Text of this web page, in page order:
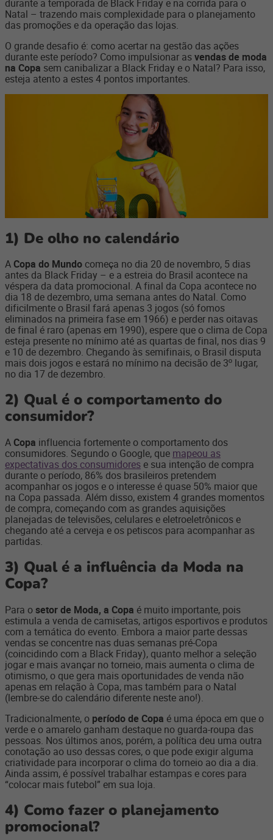
durante a temporada de Black Friday e na corrida para o
Natal – trazendo mais complexidade para o planejamento
das promoções e da operação das lojas.
O grande desafio é: como acertar na gestão das ações
durante este período? Como impulsionar asvendas de moda
na Copa sem canibalizar a Black Friday e o Natal? Para isso,
esteja atento a estes 4 pontos importantes.
1) De olho no calendário
ACopa do Mundo começa no dia 20 de novembro, 5 dias
antes da Black Friday – e a estreia do Brasil acontece na
véspera da data promocional. A final da Copa acontece no
dia 18 de dezembro, uma semana antes do Natal. Como
dificilmente o Brasil fará apenas 3 jogos (só fomos
eliminados na primeira fase em 1966) e perder nas oitavas
de final é raro (apenas em 1990), espere que o clima de Copa
esteja presente no mínimo até as quartas de final, nos dias 9
e 10 de dezembro. Chegando às semifinais, o Brasil disputa
mais dois jogos e estará no mínimo na decisão de 3º lugar,
no dia 17 de dezembro.
2) Qual é o comportamento do
consumidor?
ACopa influencia fortemente o comportamento dos
consumidores. Segundo o Google, que mapeou as
expectativas dos consumidores e sua intenção de compra
durante o período, 86% dos brasileiros pretendem
acompanhar os jogos e o interesse é quase 50% maior que
na Copa passada. Além disso, existem 4 grandes momentos
de compra, começando com as grandes aquisições
planejadas de televisões, celulares e eletroeletrônicos e
chegando até a cerveja e os petiscos para acompanhar as
partidas.
3) Qual é a influência da Moda na
Copa?
Para osetor de Moda, a Copa é muito importante, pois
estimula a venda de camisetas, artigos esportivos e produtos
com a temática do evento. Embora a maior parte dessas
vendas se concentre nas duas semanas pré-Copa
(coincidindo com a Black Friday), quanto melhor a seleção
jogar e mais avançar no torneio, mais aumenta o clima de
otimismo, o que gera mais oportunidades de venda não
apenas em relação à Copa, mas também para o Natal
(lembre-se do calendário diferente neste ano!).
Tradicionalmente, o período de Copa é uma época em que o
verde e o amarelo ganham destaque no guarda-roupa das
pessoas. Nos últimos anos, porém, a política deu uma outra
conotação ao uso dessas cores, o que pode exigir alguma
criatividade para incorporar o clima do torneio ao dia a dia.
Ainda assim, é possível trabalhar estampas e cores para
“colocar mais futebol” em sua loja.
4) Como fazer o planejamento
promocional?